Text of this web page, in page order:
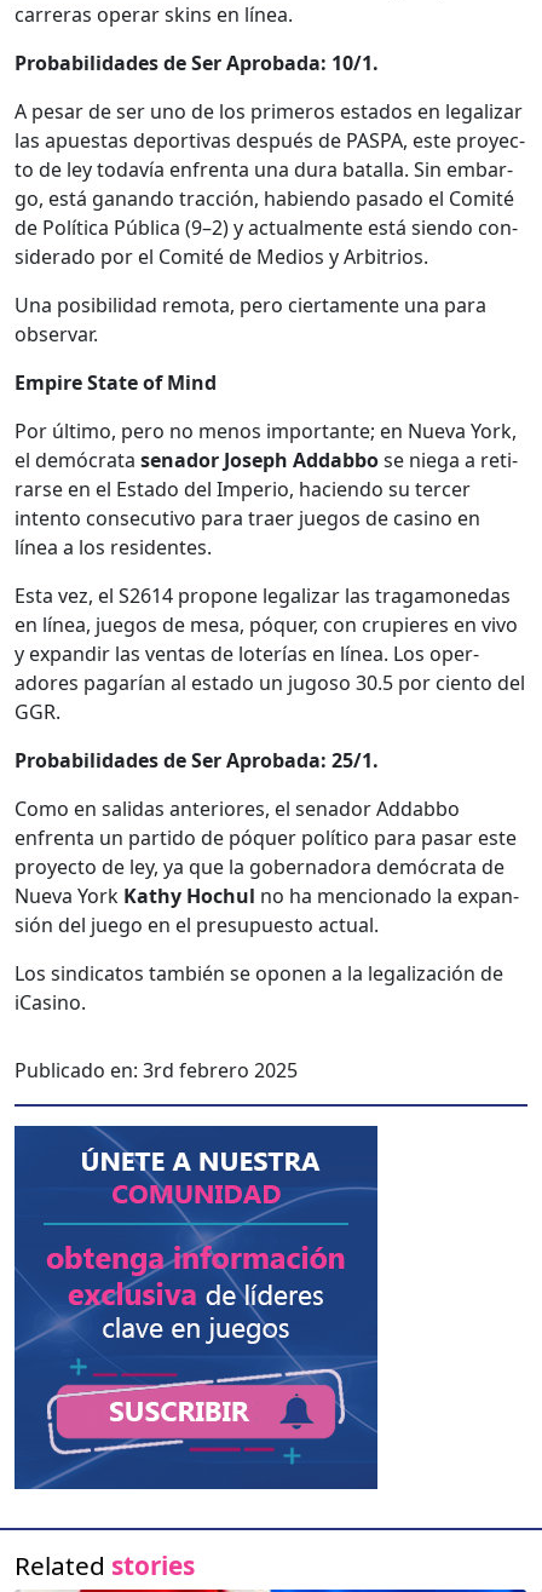
car­reras oper­ar skins en línea.
Prob­a­bil­i­dades de Ser Aproba­da: 10/1.
A pesar de ser uno de los primeros esta­dos en legalizar
las apues­tas deporti­vas después de PASPA, este proyec­
to de ley todavía enfrenta una dura batal­la. Sin embar­
go, está ganan­do trac­ción, habi­en­do pasa­do el Comité
de Políti­ca Públi­ca (9–2) y actual­mente está sien­do con­
sid­er­a­do por el Comité de Medios y Arbi­trios.
Una posi­bil­i­dad remo­ta, pero cier­ta­mente una para
obser­var.
Empire State of Mind
Por últi­mo, pero no menos impor­tante; en Nue­va York,
el demócra­ta senador Joseph Add­a­b­bose nie­ga a reti­
rarse en el Esta­do del Impe­rio, hacien­do su ter­cer
inten­to con­sec­u­ti­vo para traer jue­gos de casi­no en
línea a los res­i­dentes.
Esta vez, el S2614 pro­pone legalizar las trag­a­monedas
en línea, jue­gos de mesa, póquer, con crupieres en vivo
y expandir las ven­tas de loterías en línea. Los oper­
adores pagarían al esta­do un jugoso 30.5 por cien­to del
GGR.
Prob­a­bil­i­dades de Ser Aproba­da: 25/1.
Como en sal­i­das ante­ri­ores, el senador Add­a­b­bo
enfrenta un par­tido de póquer políti­co para pasar este
proyec­to de ley, ya que la gob­er­nado­ra demócra­ta de
Nue­va York Kathy Hochul no ha men­ciona­do la expan­
sión del juego en el pre­supuesto actu­al.
Los sindi­catos tam­bién se opo­nen a la legal­ización de
iCas­i­no.
Publicado en: 3rd febrero 2025
Related stories